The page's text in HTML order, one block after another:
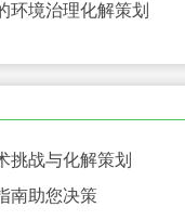
环境治理化解策划
挑战与化解策划
南助您决策